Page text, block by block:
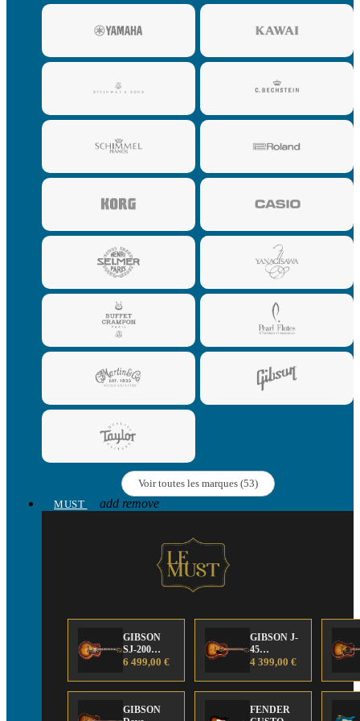
Voir toutes les marques (53)
MUST
add remove
GIBSON
SJ-200
Anniversary
Edition
6 499,00 €
GIBSON J-
45
Anniversary
Edition
4 399,00 €
GIBSON
FENDER